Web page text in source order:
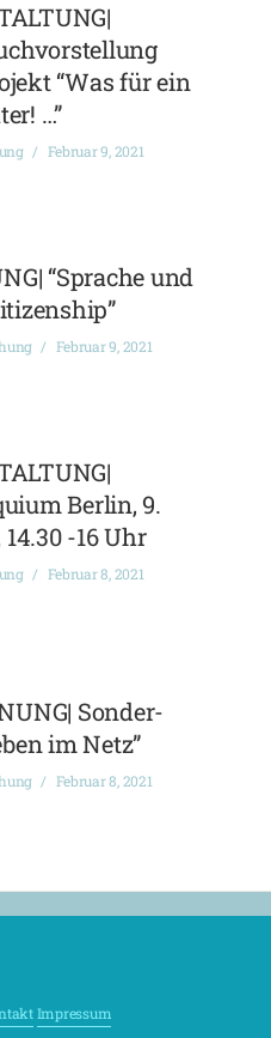
“Was für ein
…”
Februar 9, 2021
“Sprache und
Februar 9, 2021
Berlin, 9.
14.30 -16 Uhr
Februar 8, 2021
Sonder-
im Netz”
Februar 8, 2021
Impressum